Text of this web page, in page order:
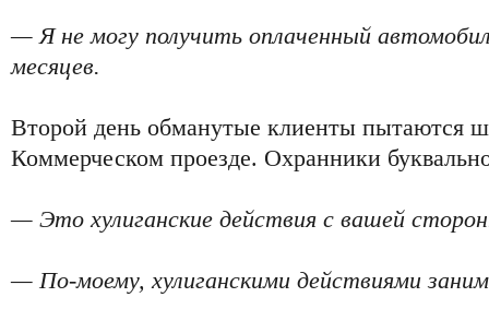
— Я не могу получить оплаченный
месяцев.
Второй день обманутые клиенты пытаются
Коммерческом проезде. Охранники
— Это хулиганские действия с вашей
— По-моему, хулиганскими действиями